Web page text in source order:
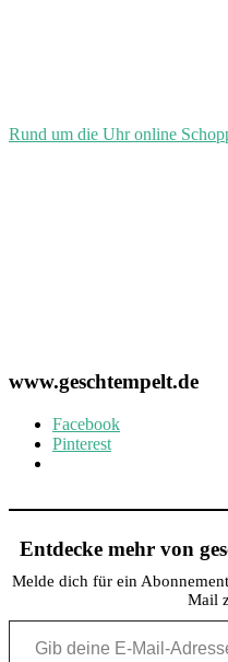
Rund um die Uhr online
www.geschtempelt.de
Facebook
Pinterest
Entdecke mehr von
Melde dich für ein
Mail
Gib deine E-Mail-Adresse ein ...